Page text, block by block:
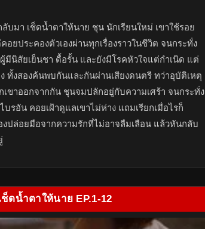
ลับมา เช็ดน้ำตาให้นาย ชุน นักเรียนใหม่ เขาใช้รอย
ยประคองตัวเองผ่านทุกเรื่องราวในชีวิต จนกระทั่ง
นิสัยเย็นชา ดื้อรั้น และยังมีโรคหัวใจแต่กำเนิด แต่
ทั้งสองค้นพบกันและกันผ่านเสียงดนตรี ทว่าอุบัติเหตุ
ขาออกจากกัน ชุนจมปลักอยู่กับความเศร้า จนกระทั่ง
รอัน คอยเฝ้าดูแลเขาไม่ห่าง แถมเรียกเมื่อไรก็
ปล่อยมือจากความรักที่ไม่อาจลืมเลือน แล้วหันกลับ
ดน้ำตาให้นาย EP.1-12